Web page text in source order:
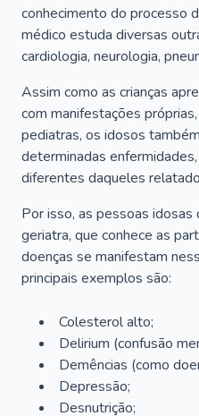
conhecimento do processo
médico estuda diversas
cardiologia, neurologia,
Assim como as crianças
com manifestações
pediatras, os idosos
determinadas
diferentes daqueles
Por isso, as pessoas
geriatra, que conhece as
doenças se manifestam
principais exemplos são:
Colesterol alto;
Delirium (confusão
Demências (como
Depressão;
Desnutrição;